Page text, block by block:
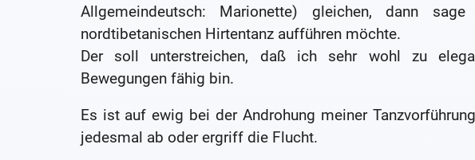
Allgemeindeutsch: Marionette) gleichen, dann
nordtibetanischen Hirtentanz aufführen möchte.
Der soll unterstreichen, daß ich sehr wohl zu
Bewegungen fähig bin.
Es ist auf ewig bei der Androhung meiner
jedesmal ab oder ergriff die Flucht.